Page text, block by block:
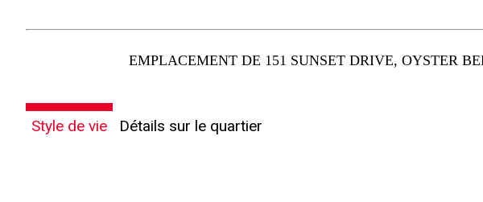
EMPLACEMENT DE 151 SUNSET DRIVE, OYSTER
Style de vie Détails sur le quartier